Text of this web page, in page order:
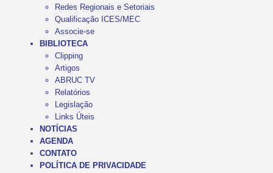
Redes Regionais e Setoriais
Qualificação ICES/MEC
Associe-se
BIBLIOTECA
Clipping
Artigos
ABRUC TV
Relatórios
Legislação
Links Úteis
NOTÍCIAS
AGENDA
CONTATO
POLÍTICA DE PRIVACIDADE